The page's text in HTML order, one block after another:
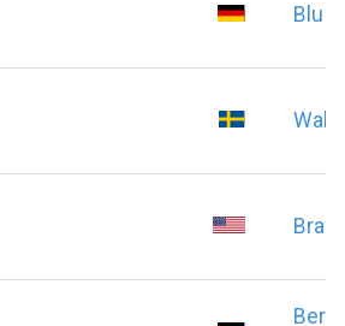
Blum
Berg